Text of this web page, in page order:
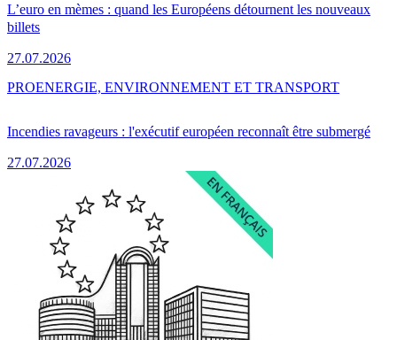
L’euro en mèmes : quand les Européens détournent les nouveaux
billets
27.07.2026
Incendies ravageurs : l'exécutif européen reconnaît être submergé
27.07.2026
PROENERGIE, ENVIRONNEMENT ET TRANSPORT